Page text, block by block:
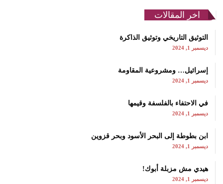
اخر المقالات
التوثيق التاريخي وتوثيق الذاكرة
ديسمبر 1, 2024
إسرائيل… ومشروعية المقاومة
ديسمبر 1, 2024
في الاحتفاء بالفلسفة وقيمها
ديسمبر 1, 2024
ابن بطوطة إلى البحر الأسود وبحر قزوين
ديسمبر 1, 2024
هيدي مش مزبلة أبوك!
ديسمبر 1, 2024